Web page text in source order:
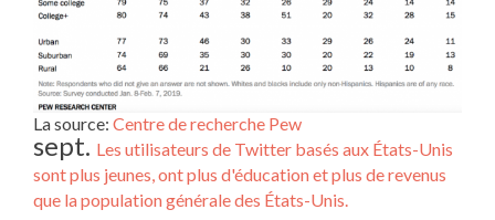
La source: Centre de recherche Pew
sept. Les utilisateurs de Twitter basés aux États-Unis
sont plus jeunes, ont plus d'éducation et plus de revenus
que la population générale des États-Unis.